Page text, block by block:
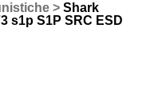
> Shark
s1p S1P SRC ESD